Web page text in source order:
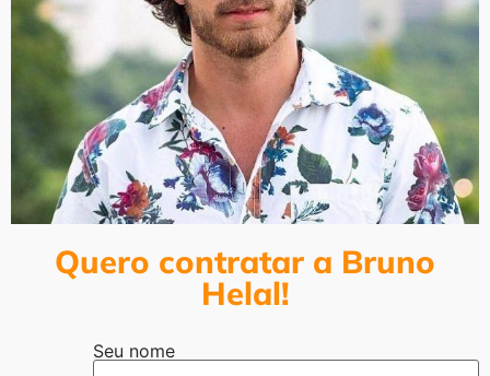
Quero contratar a Bruno
Helal!
Seu nome